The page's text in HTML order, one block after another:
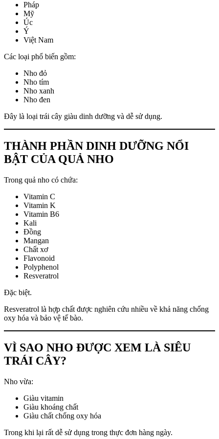
Pháp
Mỹ
Úc
Ý
Việt Nam
Các loại phổ biến gồm:
Nho đỏ
Nho tím
Nho xanh
Nho đen
Đây là loại trái cây giàu dinh dưỡng và dễ sử dụng.
THÀNH PHẦN DINH DƯỠNG NỔI
BẬT CỦA QUẢ NHO
Trong quả nho có chứa:
Vitamin C
Vitamin K
Vitamin B6
Kali
Đồng
Mangan
Chất xơ
Flavonoid
Polyphenol
Resveratrol
Đặc biệt.
Resveratrol là hợp chất được nghiên cứu nhiều về khả năng chống
oxy hóa và bảo vệ tế bào.
VÌ SAO NHO ĐƯỢC XEM LÀ SIÊU
TRÁI CÂY?
Nho vừa:
Giàu vitamin
Giàu khoáng chất
Giàu chất chống oxy hóa
Trong khi lại rất dễ sử dụng trong thực đơn hàng ngày.